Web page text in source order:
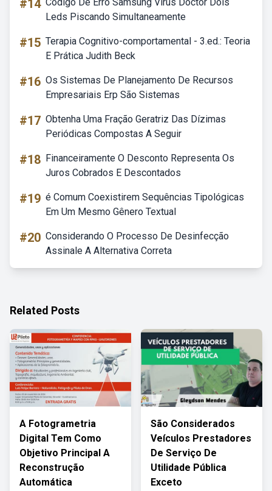
#14
Leds Piscando Simultaneamente
#15 Terapia Cognitivo-comportamental - 3.ed.: Teoria
E Prática Judith Beck
#16 Os Sistemas De Planejamento De Recursos
Empresariais Erp São Sistemas
#17 Obtenha Uma Fração Geratriz Das Dízimas
Periódicas Compostas A Seguir
#18 Financeiramente O Desconto Representa Os
Juros Cobrados E Descontados
#19 é Comum Coexistirem Sequências Tipológicas
Em Um Mesmo Gênero Textual
#20 Considerando O Processo De Desinfecção
Assinale A Alternativa Correta
Related Posts
A Fotogrametria
Digital Tem Como
Objetivo Principal A
Reconstrução
Automática
São Considerados
Veículos Prestadores
De Serviço De
Utilidade Pública
Exceto